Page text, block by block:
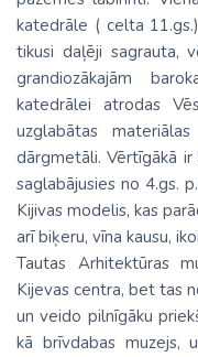
katedrāle ( celta
tikusi daļēji sagrauta,
grandiozākajām
katedrālei atrodas
uzglabātas
dārgmetāli. Vērtīgākā
saglabājusies no 4.gs.
Kijivas modelis, kas
arī biķeru, vīna kausu,
Tautas Arhitektūras
Kijevas centra, bet tas
un veido pilnīgāku
kā brīvdabas muzejs,